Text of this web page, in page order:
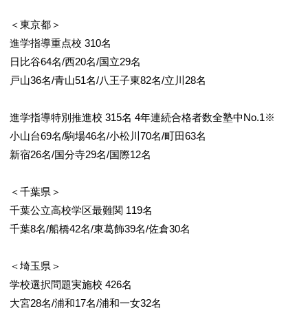
＜東京都＞
進学指導重点校 310名
日比谷64名/西20名/国立29名
戸山36名/青山51名/八王子東82名/立川28名
進学指導特別推進校 315名 4年連続合格者数全塾中No.1※
小山台69名/駒場46名/小松川70名/町田63名
新宿26名/国分寺29名/国際12名
＜千葉県＞
千葉公立高校学区最難関 119名
千葉8名/船橋42名/東葛飾39名/佐倉30名
＜埼玉県＞
学校選択問題実施校 426名
大宮28名/浦和17名/浦和一女32名